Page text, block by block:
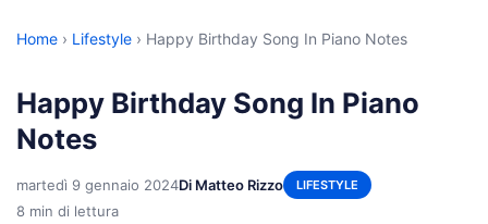
Home › Lifestyle › Happy Birthday Song In Piano Notes
Happy Birthday Song In Piano
Notes
martedì 9 gennaio 2024Di Matteo Rizzo LIFESTYLE
8 min di lettura